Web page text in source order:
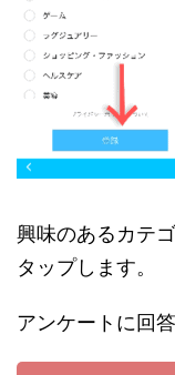
興味のあるカテ
タップします。
アンケートに回答